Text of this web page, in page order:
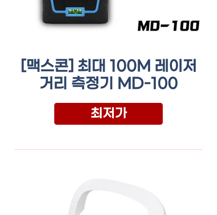
[맥스콘] 최대 100M 레이저
거리 측정기 MD-100
최저가